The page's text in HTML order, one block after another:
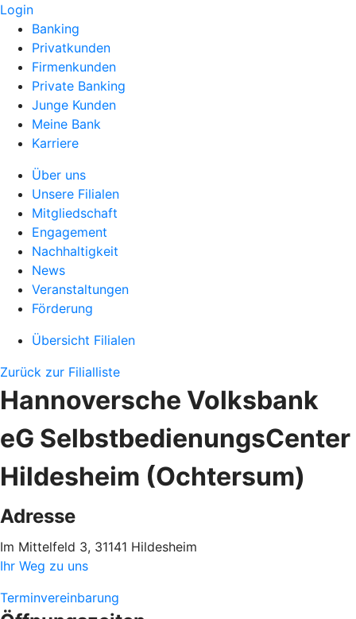
Login
Banking
Privatkunden
Firmenkunden
Private Banking
Junge Kunden
Meine Bank
Karriere
Über uns
Unsere Filialen
Mitgliedschaft
Engagement
Nachhaltigkeit
News
Veranstaltungen
Förderung
Übersicht Filialen
Zurück zur Filialliste
Hannoversche Volksbank
eG SelbstbedienungsCenter
Hildesheim (Ochtersum)
Adresse
Im Mittelfeld 3, 31141 Hildesheim
Ihr Weg zu uns
Terminvereinbarung